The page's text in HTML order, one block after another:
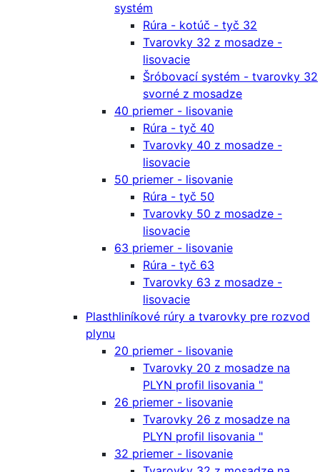
systém
Rúra - kotúč - tyč 32
Tvarovky 32 z mosadze -
lisovacie
Šróbovací systém - tvarovky 32
svorné z mosadze
40 priemer - lisovanie
Rúra - tyč 40
Tvarovky 40 z mosadze -
lisovacie
50 priemer - lisovanie
Rúra - tyč 50
Tvarovky 50 z mosadze -
lisovacie
63 priemer - lisovanie
Rúra - tyč 63
Tvarovky 63 z mosadze -
lisovacie
Plasthliníkové rúry a tvarovky pre rozvod
plynu
20 priemer - lisovanie
Tvarovky 20 z mosadze na
PLYN profil lisovania "
26 priemer - lisovanie
Tvarovky 26 z mosadze na
PLYN profil lisovania "
32 priemer - lisovanie